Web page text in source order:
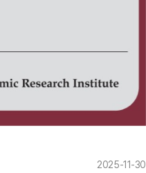
2025-11-30